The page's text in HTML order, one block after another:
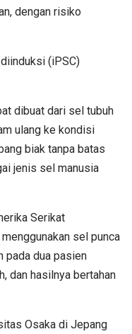
dengan risiko
(iPSC)
dibuat dari sel tubuh
ulang ke kondisi
biak tanpa batas
jenis sel manusia
Serikat
sel punca
pada dua pasien
dan hasilnya bertahan
Osaka di Jepang